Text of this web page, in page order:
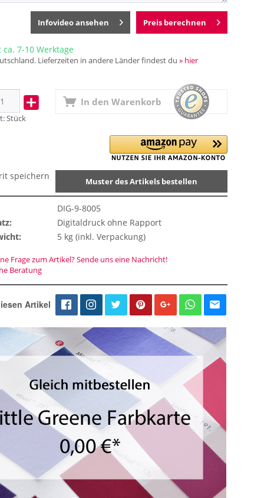
Preis berechnen
Infovideo ansehen
7-10 Werktage
Lieferzeiten in andere Länder findest du» hier
Stück
In den Warenkorb
Muster des Artikels bestellen
speichern
DIG-9-8005
Digitaldruck ohne Rapport
5 kg (inkl. Verpackung)
Frage zum Artikel? Sende uns eine Nachricht!
Beratung
Artikel